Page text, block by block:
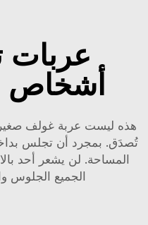
أشخاص
هذه ليست عربة غولف
تُصدَق. بمجرد أن تجلس
المساحة. لن يشعر أحد
الجميع الجلوس